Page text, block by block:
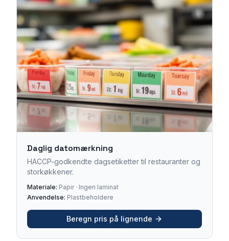
Daglig datomærkning
HACCP-godkendte dagsetiketter til restauranter og
storkøkkener.
Materiale: Papir · Ingen laminat
Anvendelse: Plastbeholdere
Beregn pris på lignende